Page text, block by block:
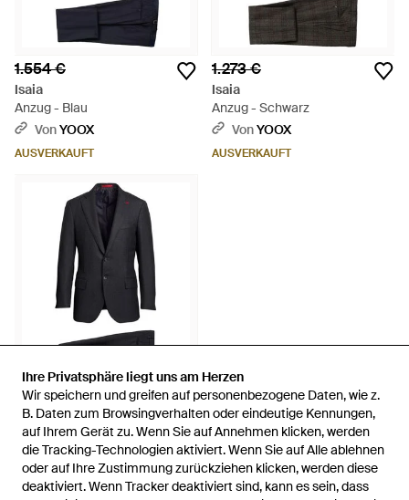
Ihre Privatsphäre liegt uns am Herzen
Wir speichern und greifen auf personenbezogene Daten, wie z.
B. Daten zum Browsingverhalten oder eindeutige Kennungen,
auf Ihrem Gerät zu. Wenn Sie auf Annehmen klicken, werden
die Tracking-Technologien aktiviert. Wenn Sie auf Alle ablehnen
oder auf Ihre Zustimmung zurückziehen klicken, werden diese
deaktiviert. Wenn Tracker deaktiviert sind, kann es sein, dass
Ihre Privatsphäre liegt uns am Herzen
Wir speichern und greifen auf personenbezogene Daten, wie z.
B. Daten zum Browsingverhalten oder eindeutige Kennungen,
auf Ihrem Gerät zu. Wenn Sie auf Annehmen klicken, werden
die Tracking-Technologien aktiviert. Wenn Sie auf Alle ablehnen
oder auf Ihre Zustimmung zurückziehen klicken, werden diese
deaktiviert. Wenn Tracker deaktiviert sind, kann es sein, dass
1.554 €
Isaia
Anzug - Blau
VonYOOX
AUSVERKAUFT
1.273 €
Isaia
Anzug - Schwarz
VonYOOX
AUSVERKAUFT
1.165 €
Isaia
Anzug - Blau
VonYOOX